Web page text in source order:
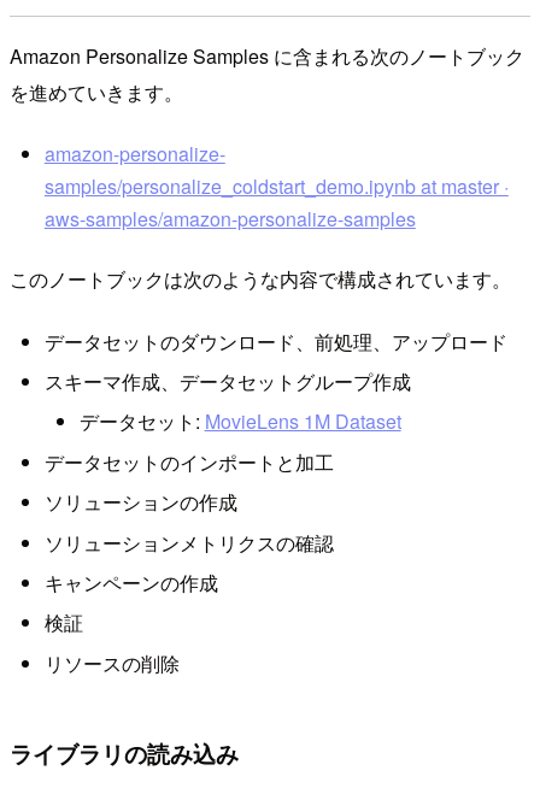
Amazon Personalize Samples に含まれる次のノートブック
を進めていきます。
amazon-personalize-
samples/personalize_coldstart_demo.ipynb at master ·
aws-samples/amazon-personalize-samples
このノートブックは次のような内容で構成されています。
データセットのダウンロード、前処理、アップロード
スキーマ作成、データセットグループ作成
データセット: MovieLens 1M Dataset
データセットのインポートと加工
ソリューションの作成
ソリューションメトリクスの確認
キャンペーンの作成
検証
リソースの削除
ライブラリの読み込み